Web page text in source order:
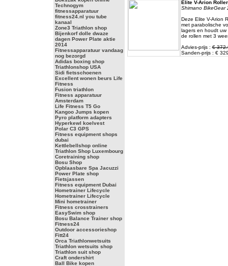
Technogym
fitnessapparatuur
fitness24.nl you tube
kanaal
Zone3 Triathlon shop
Bijenkorf dolle dwaze
dagen Power Plate aktie
2014
Fitnessapparatuur vandaag
nog bezorgd
Adidas boxing shop
Triathlonshop USA
Sidi fietsschoenen
Excellent wonen beurs Life
Fitness
Fusion triathlon
Fitness apparatuur
Amsterdam
Life Fitness T5 Go
Kangoo Jumps kopen
Pyro platform adapters
Hyperkewl koelvest
Polar C3 GPS
Fitness equipment shops
dubai
Kettlebellshop online
Triathlon Shop Luxembourg
Coretraining shop
Bosu Shop
Opblaasbare Spa Jacuzzi
Power Plate shop
Fietsjassen
Fitness equipment Dubai
Hometrainer Lifecycle
Hometrainer Lifecycle
Mini hometrainer
Fitness crosstrainers
EasySwim shop
Bosu Balance Trainer shop
Fitness24
Outdoor accessorieshop
Fitt24
Orca Triathlonwetsuits
Triathlon wetsuits shop
Triathlon suit shop
Craft ondershirt
Ball Bike kopen
Elite V-Arion Roller
Shimano BikeGear
Deze Elite V-Arion
met parabolische
lagers en houdt
de rollen met 3
Advies-prijs :€
Sanden-prijs : €